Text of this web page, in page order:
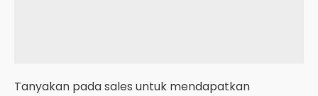
Tanyakan pada sales untuk mendapatkan